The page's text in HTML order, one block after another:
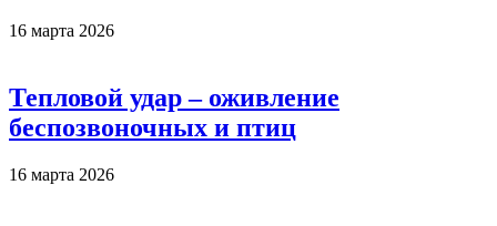
16 марта 2026
Тепловой удар – оживление
беспозвоночных и птиц
16 марта 2026